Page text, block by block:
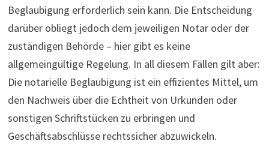
Beglaubigung erforderlich sein kann. Die Entscheidung
darüber obliegt jedoch dem jeweiligen Notar oder der
zuständigen Behörde – hier gibt es keine
allgemeingültige Regelung. In all diesem Fällen gilt aber:
Die notarielle Beglaubigung ist ein effizientes Mittel, um
den Nachweis über die Echtheit von Urkunden oder
sonstigen Schriftstücken zu erbringen und
Geschäftsabschlüsse rechtssicher abzuwickeln.